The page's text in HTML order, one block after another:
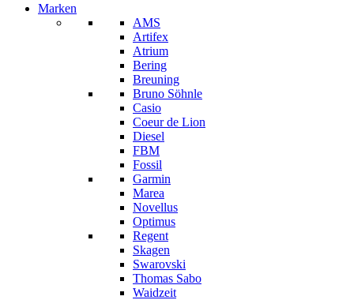
Marken
AMS
Artifex
Atrium
Bering
Breuning
Bruno Söhnle
Casio
Coeur de Lion
Diesel
FBM
Fossil
Garmin
Marea
Novellus
Optimus
Regent
Skagen
Swarovski
Thomas Sabo
Waidzeit